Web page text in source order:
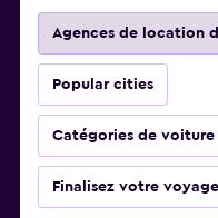
Agences de location
Popular cities
Catégories de
Finalisez votre voyage